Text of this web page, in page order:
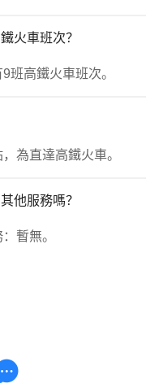
火車班次？
班高鐵火車班次。
為直達高鐵火車。
他服務嗎？
暫無。